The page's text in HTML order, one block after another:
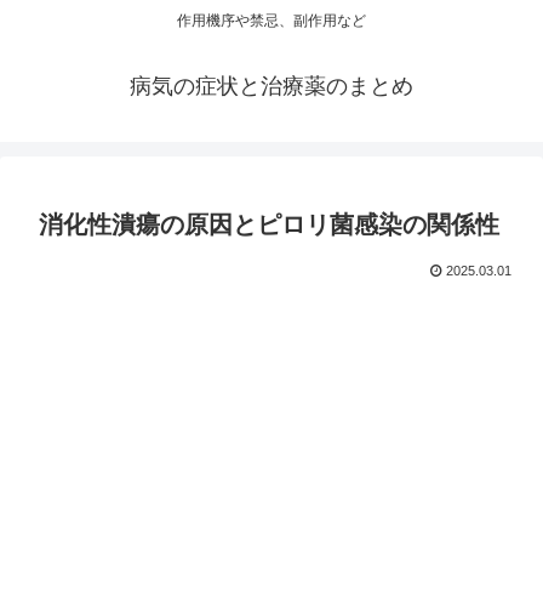
作用機序や禁忌、副作用など
病気の症状と治療薬のまとめ
消化性潰瘍の原因とピロリ菌感染の関係性
2025.03.01